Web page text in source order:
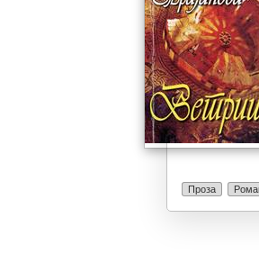
Проза